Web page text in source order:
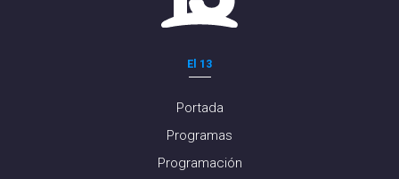
El 13
Portada
Programas
Programación